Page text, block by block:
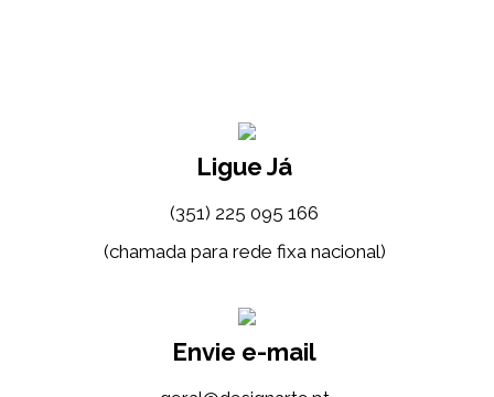
Ligue Já
(351) 225 095 166
(chamada para rede fixa nacional)
Envie e-mail